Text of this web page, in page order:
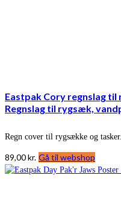
Eastpak Cory regnslag til
Regnslag til rygsæk,
Regn cover til rygsække og
89,00kr. Gå til webshop